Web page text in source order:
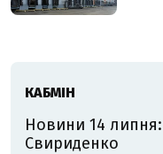
КАБМІН
Новини 14
Свириденко